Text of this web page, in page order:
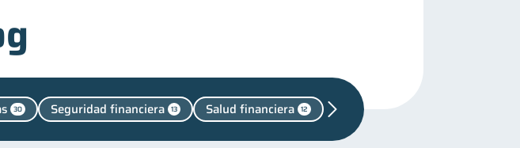
30 Seguridad financiera 13 Salud financiera 12